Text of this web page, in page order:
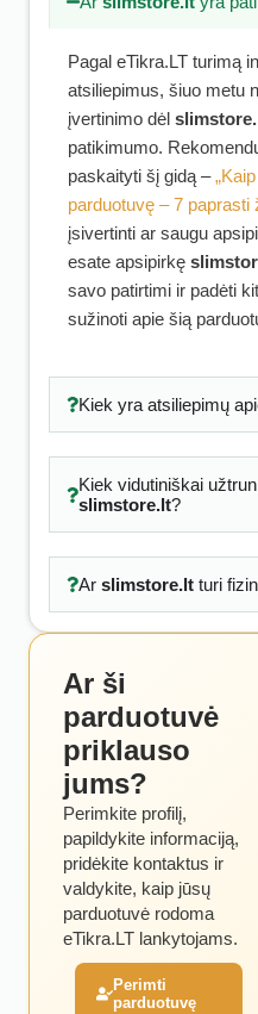
Pagal eTikra.LT turimą
atsiliepimus, šiuo metu
įvertinimo dėl
patikimumo.
paskaityti šį gidą –
parduotuvę – 7 paprasti
įsivertinti ar saugu
esate apsipirkę
savo patirtimi ir padėti
sužinoti apie šią
Kiek yra atsiliepimų
Kiek vidutiniškai
slimstore.lt?
Ar slimstore.ltturi
Ar ši
parduotuvė
priklauso
jums?
Perimkite profilį,
papildykite informaciją,
pridėkite kontaktus ir
valdykite, kaip jūsų
parduotuvė rodoma
eTikra.LT lankytojams.
Perimti
parduotuvę